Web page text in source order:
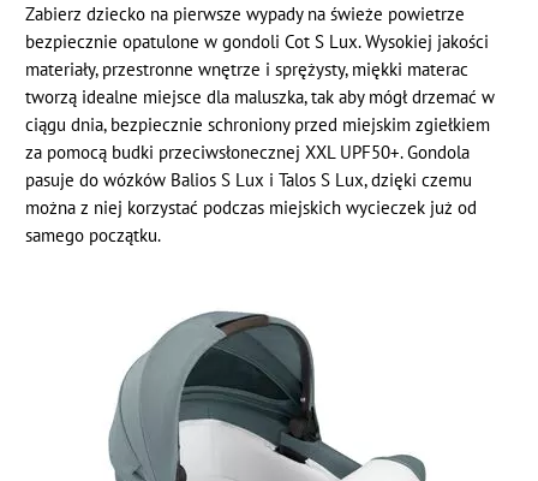
Zabierz dziecko na pierwsze wypady na świeże powietrze
bezpiecznie opatulone w gondoli Cot S Lux. Wysokiej jakości
materiały, przestronne wnętrze i sprężysty, miękki materac
tworzą idealne miejsce dla maluszka, tak aby mógł drzemać w
ciągu dnia, bezpiecznie schroniony przed miejskim zgiełkiem
za pomocą budki przeciwsłonecznej XXL UPF50+. Gondola
pasuje do wózków Balios S Lux i Talos S Lux, dzięki czemu
można z niej korzystać podczas miejskich wycieczek już od
samego początku.